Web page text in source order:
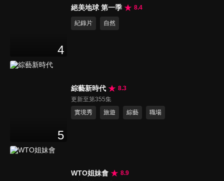
4
絕美地球 第一季 8.4
紀錄片 自然
5
綜藝新時代
8.3
更新至第355集
實境秀
旅遊 綜藝 職場
WTO姐妹會
8.9